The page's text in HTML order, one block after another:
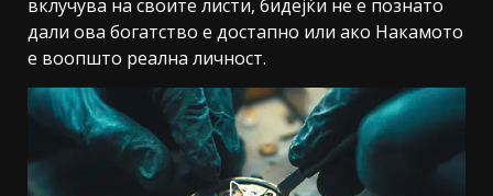
вклучува на своите листи, бидејќи не е познато
дали ова богатство е достапно или ако Накамото
е воопшто реална личност.